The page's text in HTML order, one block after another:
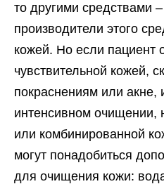
то другими средствами
производители этого
кожей. Но если пациент
чувствительной кожей,
покраснениям или акне,
интенсивном очищении,
или комбинированной
могут понадобиться
для очищения кожи: